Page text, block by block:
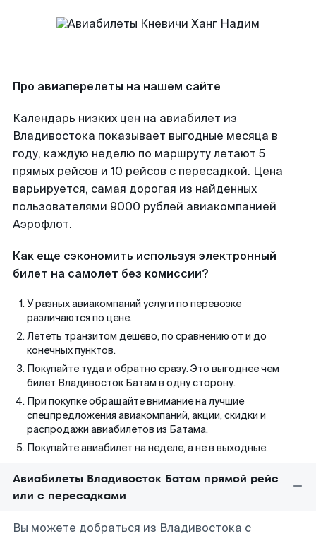
Про авиаперелеты на нашем сайте
Календарь низких цен на авиабилет из
Владивостока показывает выгодные месяца в
году, каждую неделю по маршруту летают 5
прямых рейсов и 10 рейсов с пересадкой. Цена
варьируется, самая дорогая из найденных
пользователями 9000 рублей авиакомпанией
Аэрофлот.
Как еще сэкономить используя электронный
билет на самолет без комиссии?
У разных авиакомпаний услуги по перевозке
различаются по цене.
Лететь транзитом дешево, по сравнению от и до
конечных пунктов.
Покупайте туда и обратно сразу. Это выгоднее чем
билет Владивосток Батам в одну сторону.
При покупке обращайте внимание на лучшие
спецпредложения авиакомпаний, акции, скидки и
распродажи авиабилетов из Батама.
Покупайте авиабилет на неделе, а не в выходные.
Авиабилеты Владивосток Батам прямой рейс
или с пересадками
Вы можете добраться из Владивостока с